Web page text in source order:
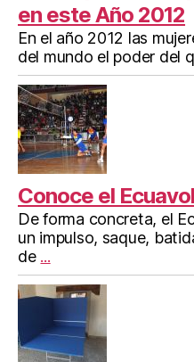
en este Año 2012
En el año 2012 las
del mundo el poder del
Conoce el
De forma concreta, el
un impulso, saque,
de ...